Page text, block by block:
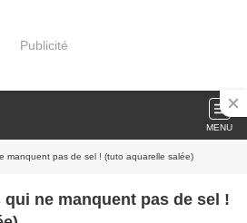
Publicité
MENU
manquent pas de sel ! (tuto aquarelle salée)
qui ne manquent pas de sel !